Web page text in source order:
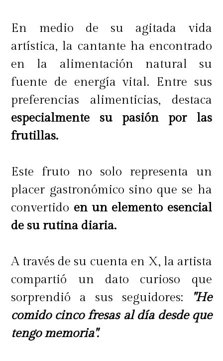
En medio de su agitada vida
artística, la cantante ha encontrado
en la alimentación natural su
fuente de energía vital. Entre sus
preferencias alimenticias, destaca
especialmente su pasión por las
frutillas.
Este fruto no solo representa un
placer gastronómico sino que se ha
convertido en un elemento esencial
de su rutina diaria.
A través de su cuenta en X, la artista
compartió un dato curioso que
sorprendió a sus seguidores:
"He
comido cinco fresas al día desde que
tengo memoria".